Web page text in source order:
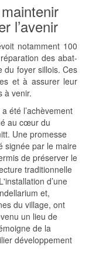
l’avenir
notamment 100
des abat-
du foyer sillois. Ces
et à assurer leur
à venir.
été l’achèvement
au cœur du
Une promesse
signée par le maire
de préserver le
traditionnelle
d’une
et,
du village, ont
un lieu de
de la
développement